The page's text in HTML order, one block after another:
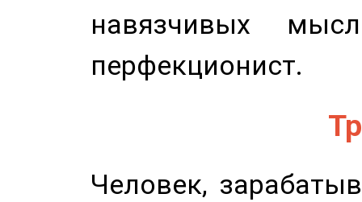
навязчивых
перфекционист.
Человек,